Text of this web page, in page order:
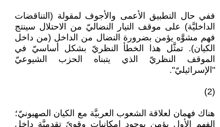
ففي حال التطبيق الأعمى والأجوف لمقولة (التناقضات
الداخليَّة) على موقف التيار النضاليّ من الاحتلال سينتج
فهم مشوَّه يؤمن بضرورة النضال من الداخل (من داخل
الكيان). تمثَّل هذا الخطأ النظريّ بشكل أساسيّ في
الموقف النظريّ الذي يتبناه الحزب الشيوعيّ
"الإسرائيليّ".
(2)
هناك فهمان لعلاقة الشعوب العربيَّة مع الكيان الصهيونيّ؛
الفهم الأول يؤمن بوجود إمكانيات وقوىً تقدميَّة داخل